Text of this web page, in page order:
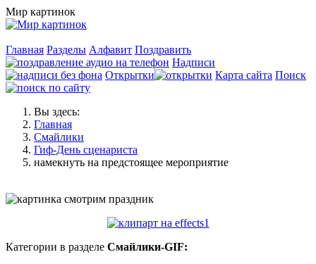
Мир картинок
Главная Разделы Алфавит Поздравить
Надписи
Открытки
Карта сайта Поиск
Вы здесь:
Главная
Смайлики
Гиф-День сценариста
намекнуть на предстоящее мероприятие
Категории в разделе Смайлики-GIF: